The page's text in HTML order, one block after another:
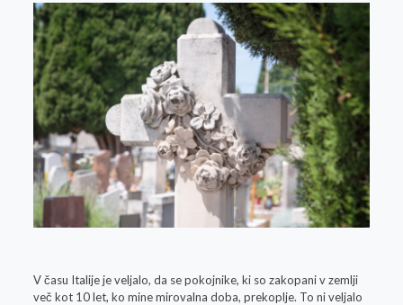
V času Italije je veljalo, da se pokojnike, ki so zakopani v zemlji
več kot 10 let, ko mine mirovalna doba, prekoplje. To ni veljalo